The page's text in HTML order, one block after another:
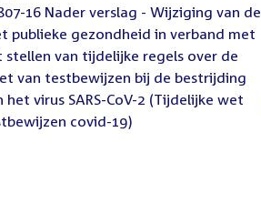
16 Nader verslag - Wijziging van de
publieke gezondheid in verband met
stellen van tijdelijke regels over de
van testbewijzen bij de bestrijding
het virus SARS-CoV-2 (Tijdelijke wet
covid-19)